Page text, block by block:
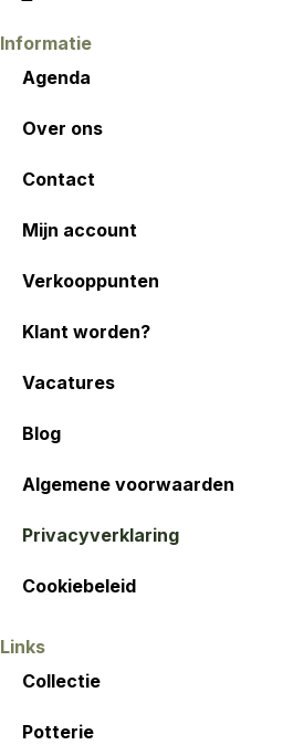
Informatie
Agenda
Over ons
Contact
Mijn account
Verkooppunten
Klant worden?
Vacatures
Blog
Algemene voorwaarden
Privacyverklaring
Cookiebeleid
Links
Collectie
Potterie